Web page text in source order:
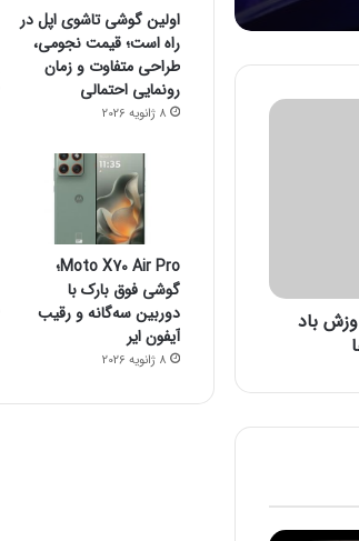
28| باران و وزش باد
اولین گوشی تاشوی اپل در
راه است؛ قیمت نجومی،
طراحی متفاوت و زمان
رونمایی احتمالی
8 ژانویه 2026
Moto X70 Air Pro؛
گوشی فوق بارک با
دوربین سه‌گانه و رقیب
آیفون ایر
8 ژانویه 2026